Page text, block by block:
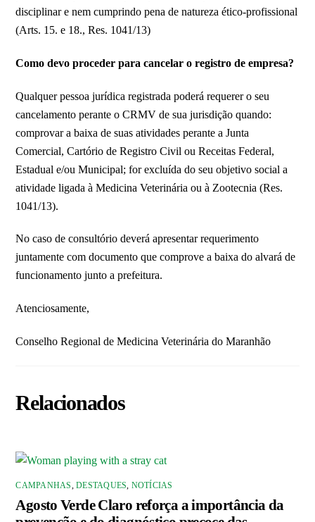
disciplinar e nem cumprindo pena de natureza ético-profissional
(Arts. 15. e 18., Res. 1041/13)
Como devo proceder para cancelar o registro de empresa?
Qualquer pessoa jurídica registrada poderá requerer o seu
cancelamento perante o CRMV de sua jurisdição quando:
comprovar a baixa de suas atividades perante a Junta
Comercial, Cartório de Registro Civil ou Receitas Federal,
Estadual e/ou Municipal; for excluída do seu objetivo social a
atividade ligada à Medicina Veterinária ou à Zootecnia (Res.
1041/13).
No caso de consultório deverá apresentar requerimento
juntamente com documento que comprove a baixa do alvará de
funcionamento junto a prefeitura.
Atenciosamente,
Conselho Regional de Medicina Veterinária do Maranhão
Relacionados
CAMPANHAS ,DESTAQUES NOTÍCIAS
Agosto Verde Claro reforça a importância da